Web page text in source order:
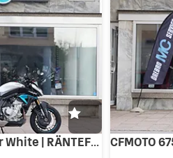
CFMOTO 675 NK | Glacier White | RÄNTEFRITT